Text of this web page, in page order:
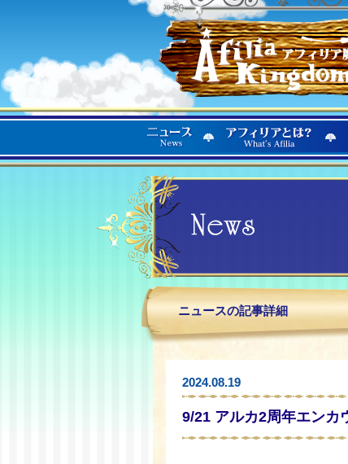
ニュースの記事詳細
2024.08.19
9/21 アルカ2周年エンカ